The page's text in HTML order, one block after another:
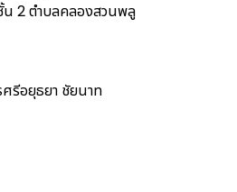
น 2 ตำบลคลองสวนพลู
รีอยุธยา ชัยนาท